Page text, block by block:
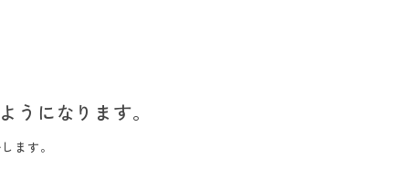
うになります。
ます。